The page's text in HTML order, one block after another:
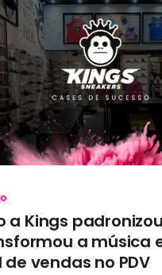
a Kings
a música
vendas no PDV